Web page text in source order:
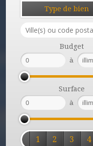
Type de bien
Budget
à
Surface
à
1 2 3 4